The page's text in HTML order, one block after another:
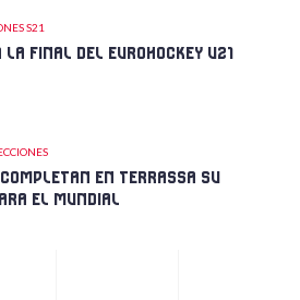
S21
LA FINAL DEL EUROHOCKEY U21
EN TERRASSA SU
EL MUNDIAL